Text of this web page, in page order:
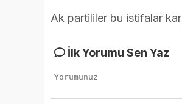
Ak partililer bu istifalar
İlk Yorumu Sen Yaz